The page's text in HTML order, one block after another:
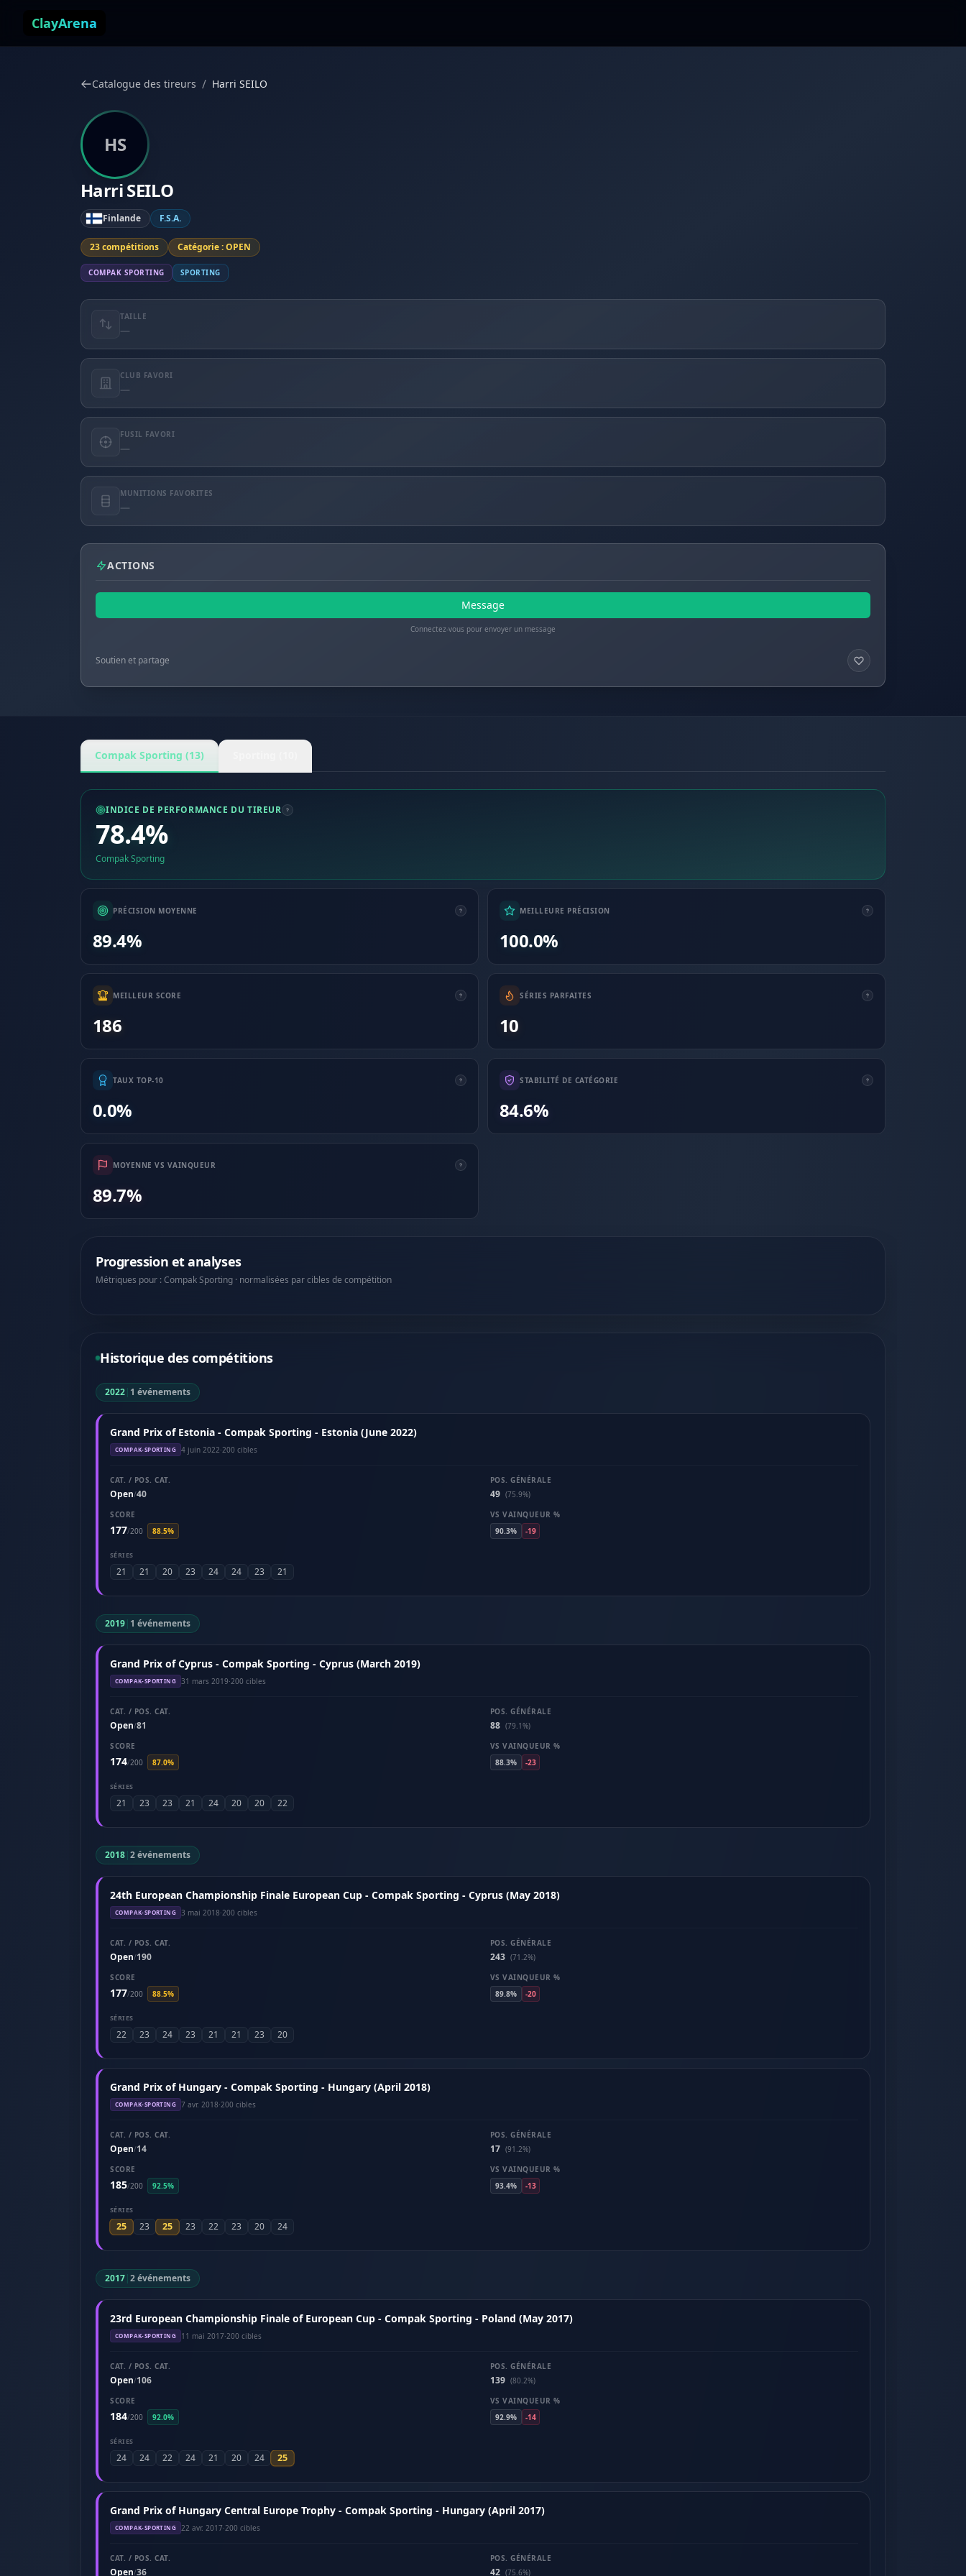
ClayArena
Catalogue des tireurs / Harri SEILO
HS
Harri SEILO
Finlande F.S.A.
23 compétitions Catégorie : OPEN
COMPAK SPORTING SPORTING
TAILLE
—
CLUB FAVORI
—
FUSIL FAVORI
—
MUNITIONS FAVORITES
—
ACTIONS
Message
Connectez-vous pour envoyer un message
Soutien et partage
Compak Sporting (13)
INDICE DE PERFORMANCE DU TIREUR
78.4%
Compak Sporting
PRÉCISION MOYENNE
89.4%
MEILLEURE PRÉCISION
100.0%
MEILLEUR SCORE
186
SÉRIES PARFAITES
10
TAUX TOP-10
0.0%
STABILITÉ DE CATÉGORIE
84.6%
MOYENNE VS VAINQUEUR
89.7%
Progression et analyses
Métriques pour : Compak Sporting · normalisées par cibles de compétition
Historique des compétitions
2022| 1 événements
Grand Prix of Estonia - Compak Sporting - Estonia (June 2022)
COMPAK-SPORTING 4 juin 2022·200 cibles
CAT. / POS. CAT.
Open/40
POS. GÉNÉRALE
49 (75.9%)
SCORE
177/200 88.5%
VS VAINQUEUR %
90.3%
-19
SÉRIES
21 21 20 23 24 24 23 21
2019| 1 événements
Grand Prix of Cyprus - Compak Sporting - Cyprus (March 2019)
COMPAK-SPORTING 31 mars 2019·200 cibles
CAT. / POS. CAT.
Open/81
POS. GÉNÉRALE
88 (79.1%)
SCORE
174/200 87.0%
VS VAINQUEUR %
88.3%
-23
SÉRIES
21 23 23 21 24 20 20 22
2018|2 événements
24th European Championship Finale European Cup - Compak Sporting - Cyprus (May 2018)
COMPAK-SPORTING 3 mai 2018·200 cibles
CAT. / POS. CAT.
Open/190
POS. GÉNÉRALE
243 (71.2%)
SCORE
177/200 88.5%
VS VAINQUEUR %
89.8%
-20
SÉRIES
22 23 24 23 21 21 23 20
Grand Prix of Hungary - Compak Sporting - Hungary (April 2018)
COMPAK-SPORTING 7 avr. 2018·200 cibles
CAT. / POS. CAT.
Open/14
POS. GÉNÉRALE
17 (91.2%)
SCORE
185/200 92.5%
VS VAINQUEUR %
93.4%
-13
SÉRIES
25 23 25 23 22 23 20 24
2017|2 événements
23rd European Championship Finale of European Cup - Compak Sporting - Poland (May 2017)
COMPAK-SPORTING 11 mai 2017·200 cibles
CAT. / POS. CAT.
Open/106
POS. GÉNÉRALE
139 (80.2%)
SCORE
184/200 92.0%
VS VAINQUEUR %
92.9%
-14
SÉRIES
24 24 22 24 21 20 24 25
Grand Prix of Hungary Central Europe Trophy - Compak Sporting - Hungary (April 2017)
COMPAK-SPORTING 22 avr. 2017·200 cibles
CAT. / POS. CAT.
Open/36
POS. GÉNÉRALE
42 (75.6%)